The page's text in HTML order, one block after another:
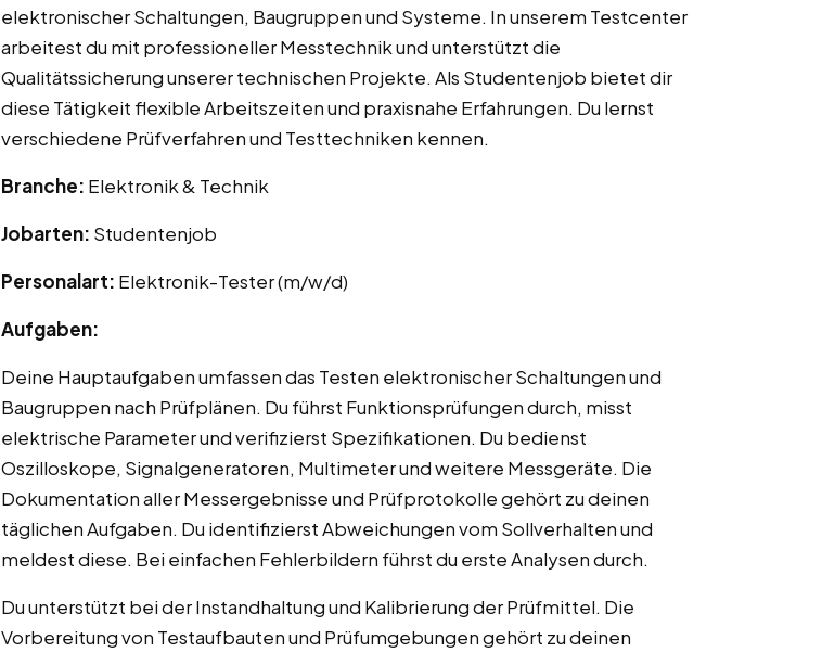
elektronischer Schaltungen, Baugruppen und Systeme. In unserem Testcenter
arbeitest du mit professioneller Messtechnik und unterstützt die
Qualitätssicherung unserer technischen Projekte. Als Studentenjob bietet dir
diese Tätigkeit flexible Arbeitszeiten und praxisnahe Erfahrungen. Du lernst
verschiedene Prüfverfahren und Testtechniken kennen.
Branche: Elektronik & Technik
Jobarten: Studentenjob
Personalart: Elektronik-Tester (m/w/d)
Aufgaben:
Deine Hauptaufgaben umfassen das Testen elektronischer Schaltungen und
Baugruppen nach Prüfplänen. Du führst Funktionsprüfungen durch, misst
elektrische Parameter und verifizierst Spezifikationen. Du bedienst
Oszilloskope, Signalgeneratoren, Multimeter und weitere Messgeräte. Die
Dokumentation aller Messergebnisse und Prüfprotokolle gehört zu deinen
täglichen Aufgaben. Du identifizierst Abweichungen vom Sollverhalten und
meldest diese. Bei einfachen Fehlerbildern führst du erste Analysen durch.
Du unterstützt bei der Instandhaltung und Kalibrierung der Prüfmittel. Die
Vorbereitung von Testaufbauten und Prüfumgebungen gehört zu deinen